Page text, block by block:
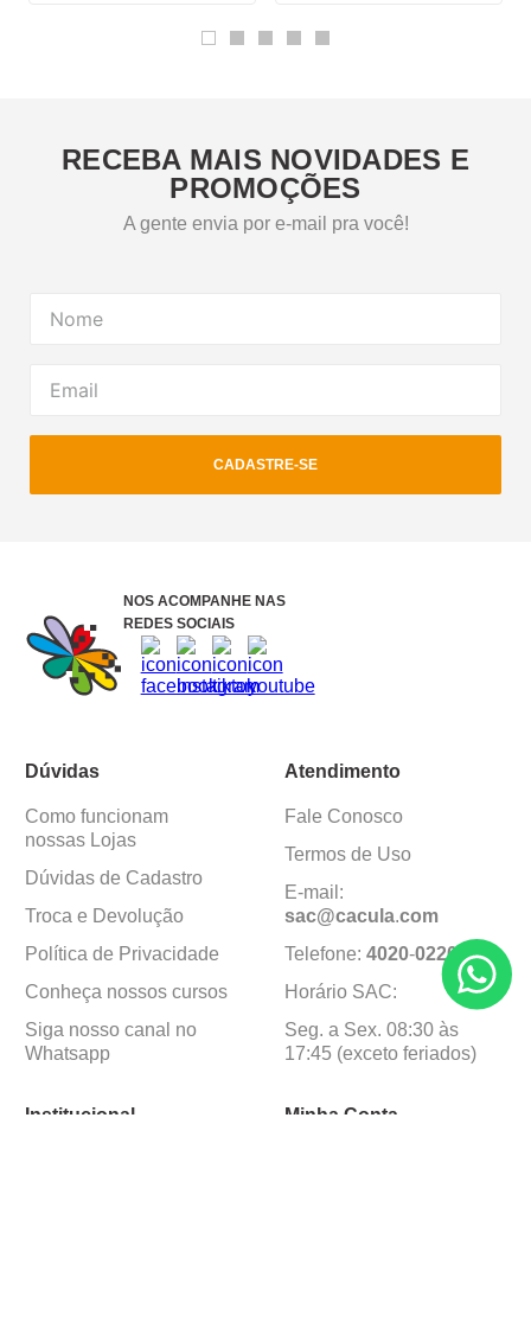
RECEBA MAIS NOVIDADES E
PROMOÇÕES
A gente envia por e-mail pra você!
CADASTRE-SE
NOS ACOMPANHE NAS
REDES SOCIAIS
Dúvidas
Como funcionam
nossas Lojas
Dúvidas de Cadastro
Troca e Devolução
Política de Privacidade
Conheça nossos cursos
Siga nosso canal no
Whatsapp
Atendimento
Fale Conosco
Termos de Uso
E-mail:
sac@cacula.com
Telefone: 4020-0220
Horário SAC:
Seg. a Sex. 08:30 às
17:45 (exceto feriados)
Institucional Minha Conta